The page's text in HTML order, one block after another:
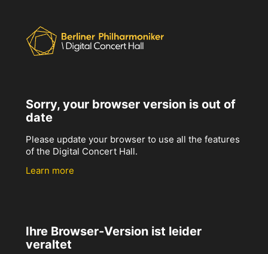
Sorry, your browser version is out of
date
Please update your browser to use all the features
of the Digital Concert Hall.
Learn more
Ihre Browser-Version ist leider
veraltet